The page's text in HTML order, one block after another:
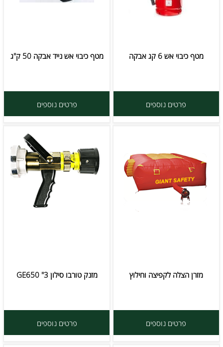
מטף כיבוי אש 6 קג אבקה
פרטים נוספים
מטף כיבוי אש נייד אבקה 50 ק"ג
פרטים נוספים
מזרן הצלה לקפיצה וחילוץ
פרטים נוספים
מזנק טורבו סילון 3" GE650
פרטים נוספים